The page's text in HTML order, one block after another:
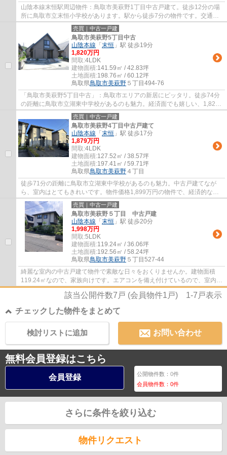
山陰本線末恒駅周辺物件：鳥取市美萩野1丁目中古戸建て。徒歩12分の場
所に鳥取市立末恒小学校があります。駅から徒歩7分の物件です。交通の
利便性が高い暮らしをお望みなら、山陰本線...
売買｜中古一戸建
鳥取市美萩野5丁目中古
山陰本線 「末恒 」駅 徒歩19分
1,820万円
間取:4LDK
建物面積:141.59㎡ / 42.83坪
土地面積:198.76㎡ / 60.12坪
鳥取県鳥取市美萩野 ５丁目494-76
「鳥取市美萩野5丁目中古」：鳥取市エリアの新居にピッタリ。徒歩74分
の距離に鳥取市立湖東中学校があるのも魅力。経済面でも嬉しい、1,820
万円の魅力的な物件です。鳥取市で一戸建て...
売買｜中古一戸建
鳥取市美萩野4丁目中古戸建て
山陰本線 「末恒 」駅 徒歩17分
1,879万円
間取:4LDK
建物面積:127.52㎡ / 38.57坪
土地面積:197.41㎡ / 59.71坪
鳥取県鳥取市美萩野 ４丁目
徒歩71分の距離に鳥取市立湖東中学校があるのも魅力。中古戸建てなが
ら、室内はとてもきれいです。物件価格1,899万円の物件で、経済的な圧
迫の無い生活を実現。当社がご案内する鳥取市...
売買｜中古一戸建
鳥取市美萩野５丁目 中古戸建
山陰本線 「末恒 」駅 徒歩20分
1,998万円
間取:5LDK
建物面積:119.24㎡ / 36.06坪
土地面積:192.56㎡ / 58.24坪
鳥取県鳥取市美萩野 ５丁目527-44
綺麗な室内の中古戸建て物件で素敵な日々をおくりませんか。建物面積
119.24㎡なので、家族向けです。エアコンを備え付けているので、室内環
境を快適にすることができますよ。利便性に...
該当公開件数7 戸 (会員物件1 戸) 1-7 戸表示
チェックした物件をまとめて
お問い合わせ
検討リストに追加
無料会員登録はこちら
会員登録 公開物件数：0件
会員物件数：0件
さらに条件を絞り込む
物件リクエスト